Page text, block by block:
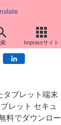
Impressサイト
ス対策アプリを提
ブレット端末
レット セキュ
料でダウンロー